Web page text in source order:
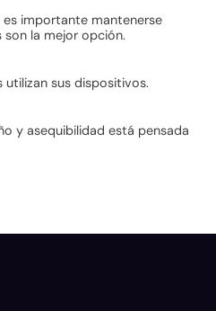
importante mantenerse
la mejor opción.
sus dispositivos.
y asequibilidad está pensada